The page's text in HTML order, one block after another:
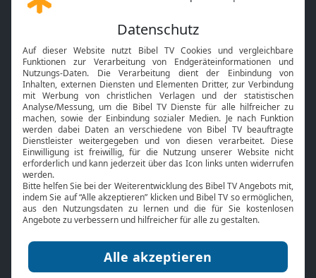
Gott und Bibel erklärt
Neuigkeiten
Mobile App
Smart TV
HbbTV
Bibelthek Online-Bibel
Nächster Gottesdienst
Bibel TV
Über uns
Jobs
Mediadaten
Service
Kontakt
TV-Empfang